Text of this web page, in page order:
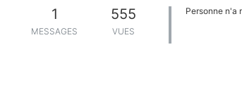
1
MESSAGES
555
VUES
Personne n'a